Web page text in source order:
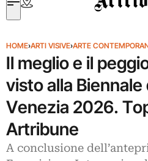
HOME›ARTI VISIVE›ARTE
Il meglio e il
visto alla Biennale
Venezia 2026.
Artribune
A conclusione